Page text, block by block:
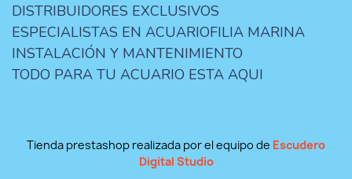
DISTRIBUIDORES EXCLUSIVOS
ESPECIALISTAS EN ACUARIOFILIA MARINA
INSTALACIÓN Y MANTENIMIENTO
TODO PARA TU ACUARIO ESTA AQUI
Tienda prestashop realizada por el equipo de Escudero
Digital Studio